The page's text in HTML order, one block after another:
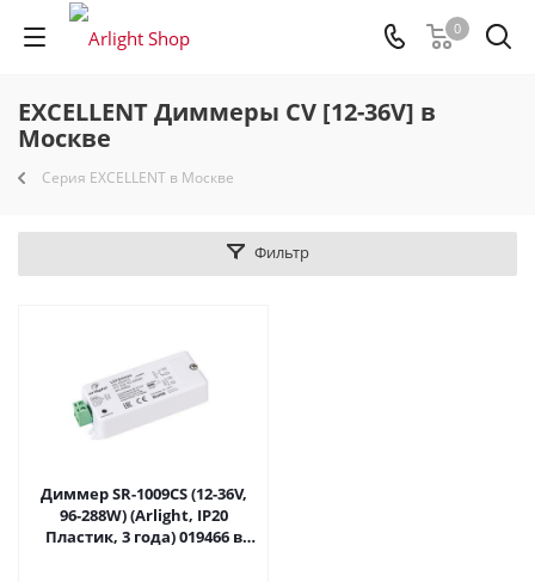
0
EXCELLENT Диммеры CV [12-36V] в
Москве
Серия EXCELLENT в Москве
Фильтр
Диммер SR-1009CS (12-36V,
96-288W) (Arlight, IP20
Пластик, 3 года) 019466 в